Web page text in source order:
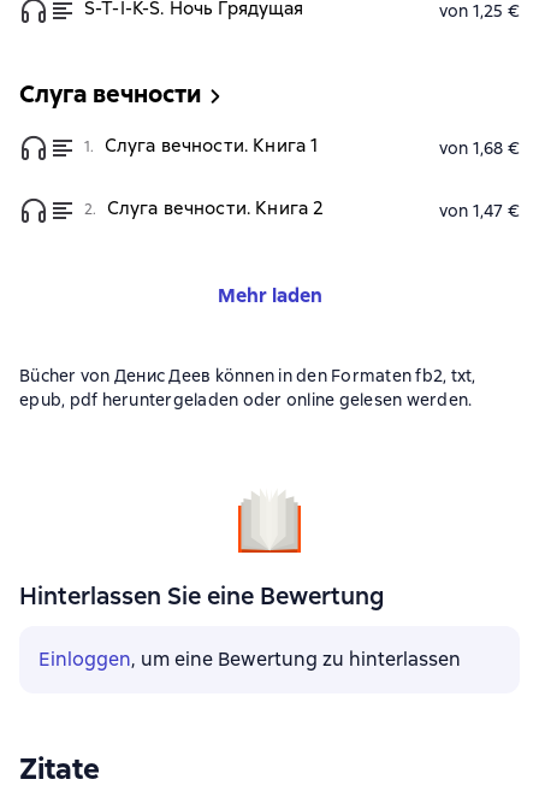
S-T-I-K-S. Ночь Грядущая von 1,25 €
Слуга вечности
1. Слуга вечности. Книга 1 von 1,68 €
2. Слуга вечности. Книга 2 von 1,47 €
Mehr laden
Bücher von Денис Деев können in den Formaten fb2, txt,
epub, pdf heruntergeladen oder online gelesen werden.
Hinterlassen Sie eine Bewertung
Einloggen, um eine Bewertung zu hinterlassen
Zitate